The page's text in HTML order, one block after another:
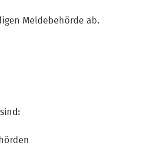
Meldebehörde ab.